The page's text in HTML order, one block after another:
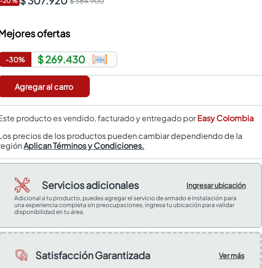
ofertas
-30% $ 269.430
Agregar al carro
producto es vendido, facturado y entregado porEasy Colombia
precios de los productos pueden cambiar dependiendo de la
Aplican Términos y Condiciones.
Servicios adicionales Ingresar ubicación
Adicional a tu producto, puedes agregar el servicio de armado e instalación para
una experiencia completa sin preocupaciones, ingresa tu ubicación para validar
disponibilidad en tu área.
Satisfacción Garantizada
Ver más